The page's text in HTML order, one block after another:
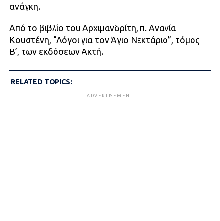
ανάγκη.
Από το βιβλίο του Αρχιμανδρίτη, π. Ανανία
Κουστένη, “Λόγοι για τον Άγιο Νεκτάριο”, τόμος
Β’, των εκδόσεων Ακτή.
RELATED TOPICS:
ADVERTISEMENT